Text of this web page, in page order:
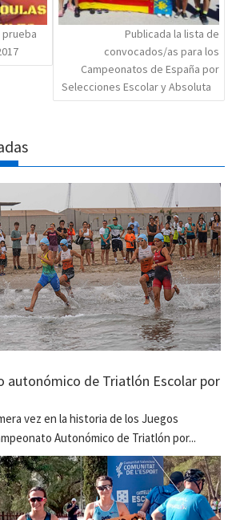
prueba
Publicada la lista de
convocados/as para los
Campeonatos de España por
Selecciones Escolar y Absoluta
autonómico de Triatlón Escolar por
vez en la historia de los Juegos
Autonómico de Triatlón por...